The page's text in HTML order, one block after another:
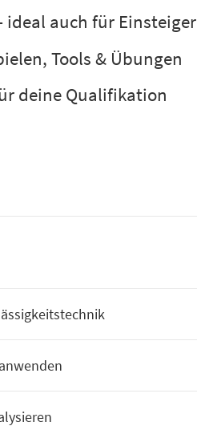
auch für Einsteiger
Tools & Übungen
deine Qualifikation